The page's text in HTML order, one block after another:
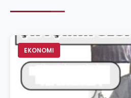
EKONOMI